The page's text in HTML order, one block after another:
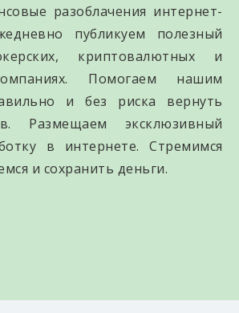
разоблачения интернет-
публикуем полезный
криптовалютных и
Помогаем нашим
и без риска вернуть
Размещаем эксклюзивный
в интернете. Стремимся
и сохранить деньги.